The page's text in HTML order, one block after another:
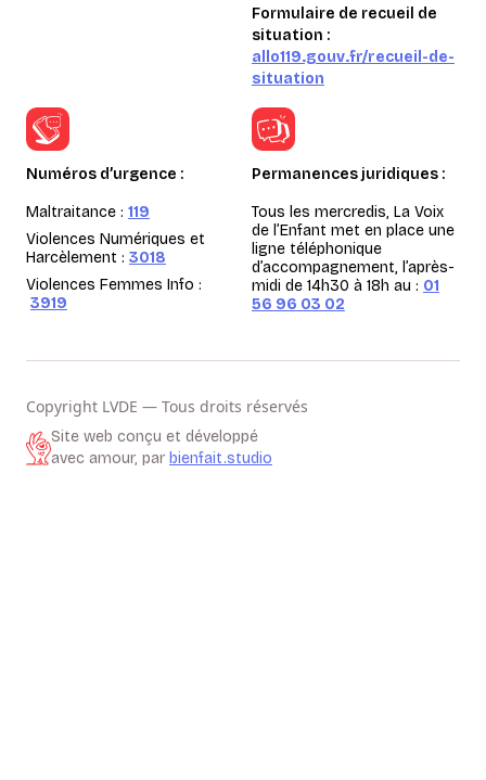
Formulaire de recueil de
situation :
allo119.gouv.fr/recueil-de-
situation
Numéros d’urgence :
Maltraitance : 119
Violences Numériques et
Harcèlement : 3018
Violences Femmes Info :
3919
Permanences juridiques :
Tous les mercredis, La Voix
de l’Enfant met en place une
ligne téléphonique
d’accompagnement, l’après-
midi de 14h30 à 18h au : 01
56 96 03 02
Copyright LVDE — Tous droits réservés
Site web conçu et développé
avec amour, par bienfait.studio